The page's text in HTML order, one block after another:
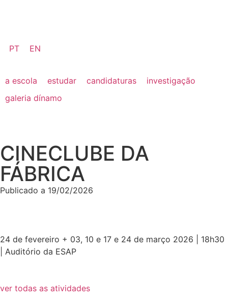
PT EN
a escola estudar candidaturas
investigação
galeria dínamo
CINECLUBE DA
FÁBRICA
Publicado a 19/02/2026
24 de fevereiro + 03, 10 e 17 e 24 de março 2026 | 18h30
| Auditório da ESAP
ver todas as atividades